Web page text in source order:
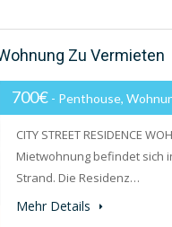
Zu Vermieten
700€ - Penthouse,
CITY STREET RESIDENCE
Mietwohnung befindet sich
Strand. Die Residenz…
Mehr Details